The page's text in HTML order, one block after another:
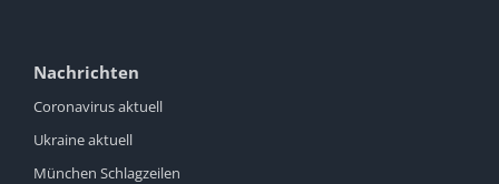
Nachrichten
Coronavirus aktuell
Ukraine aktuell
München Schlagzeilen